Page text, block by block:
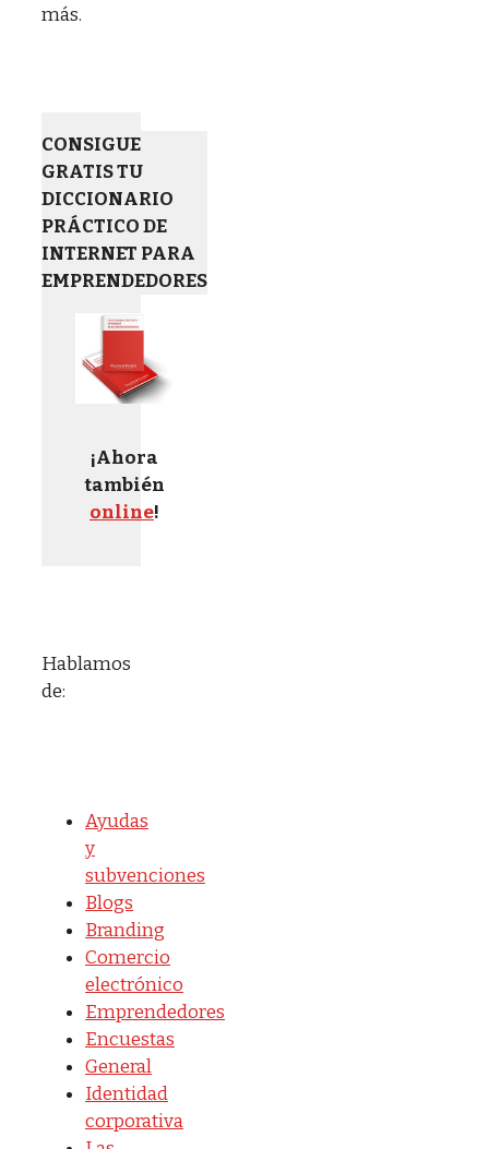
más.
CONSIGUE
GRATIS TU
DICCIONARIO
PRÁCTICO DE
INTERNET PARA
EMPRENDEDORES
¡Ahora
también
online!
Hablamos
de:
Ayudas
y
subvenciones
Blogs
Branding
Comercio
electrónico
Emprendedores
Encuestas
General
Identidad
corporativa